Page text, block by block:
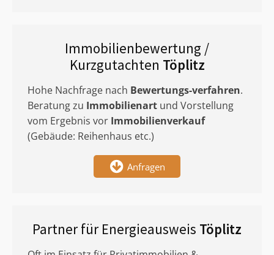
Immobilienbewertung /
Kurzgutachten Töplitz
Hohe Nachfrage nach Bewertungs-verfahren.
Beratung zu Immobilienart und Vorstellung
vom Ergebnis vor Immobilienverkauf
(Gebäude: Reihenhaus etc.)
Anfragen
Partner für Energieausweis Töplitz